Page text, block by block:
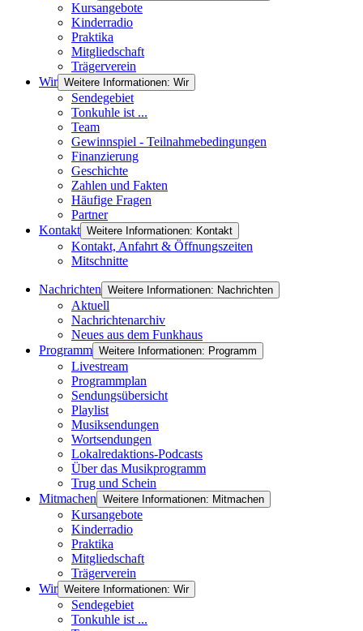
Kursangebote
Kinderradio
Praktika
Mitgliedschaft
Trägerverein
Wir Weitere Informationen: Wir
Sendegebiet
Tonkuhle ist ...
Team
Gewinnspiel - Teilnahmebedingungen
Finanzierung
Geschichte
Zahlen und Fakten
Häufige Fragen
Partner
Kontakt Weitere Informationen: Kontakt
Kontakt, Anfahrt & Öffnungszeiten
Mitschnitte
Nachrichten Weitere Informationen: Nachrichten
Aktuell
Nachrichtenarchiv
Neues aus dem Funkhaus
Programm Weitere Informationen: Programm
Livestream
Programmplan
Sendungsübersicht
Playlist
Musiksendungen
Wortsendungen
Lokalredaktions-Podcasts
Über das Musikprogramm
Trug und Schein
Mitmachen Weitere Informationen: Mitmachen
Kursangebote
Kinderradio
Praktika
Mitgliedschaft
Trägerverein
Wir Weitere Informationen: Wir
Sendegebiet
Tonkuhle ist ...